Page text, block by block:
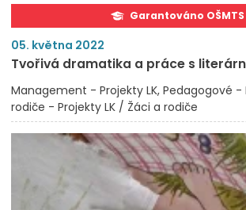
Garantováno OŠMTS
05. května 2022
Tvořivá dramatika a práce s
Management - Projekty LK Pedagogové -
rodiče - Projekty LK / Žáci a rodiče